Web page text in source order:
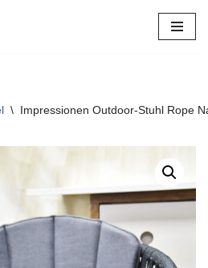
\ Impressionen Outdoor-Stuhl Rope